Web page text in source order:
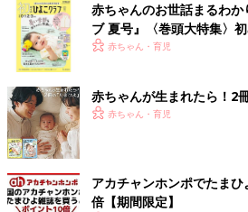
赤ちゃんのお世話まるわ
ブ 夏号』〈巻頭大特集〉
く！ おっぱい・ミルクの
赤ちゃん・育児
赤ちゃんが生まれたら！2
赤ちゃん・育児
アカチャンホンポでたま
倍【期間限定】